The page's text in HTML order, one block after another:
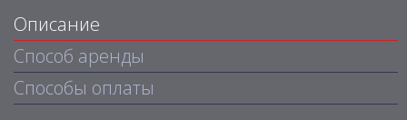
Описание
Способ аренды
Способы оплаты